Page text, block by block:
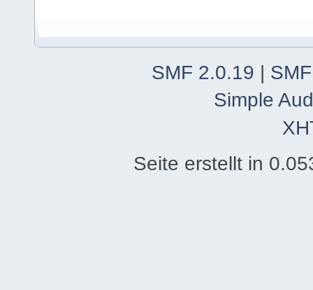
SMF 2.0.19 |
Simple
Seite erstellt in